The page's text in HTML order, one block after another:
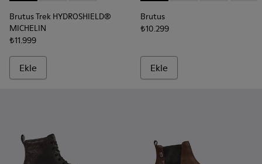
Brutus Trek HYDROSHIELD®
MICHELIN
₺11.999
Ekle
Brutus
₺10.299
Ekle